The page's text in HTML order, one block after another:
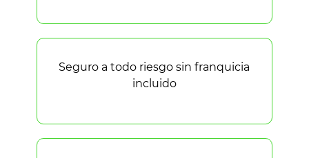
Seguro a todo riesgo sin franquicia
incluido